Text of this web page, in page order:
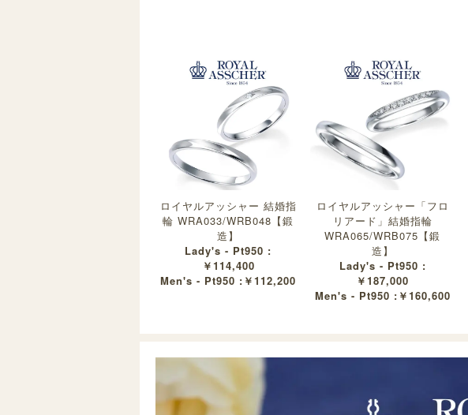
ロイヤルアッシャー 結婚指
輪 WRA033/WRB048【鍛
造】
Lady's - Pt950 :
￥114,400
Men's - Pt950 :￥112,200
ロイヤルアッシャー「フロ
リアード」結婚指輪
WRA065/WRB075【鍛
造】
Lady's - Pt950 :
￥187,000
Men's - Pt950 :￥160,600